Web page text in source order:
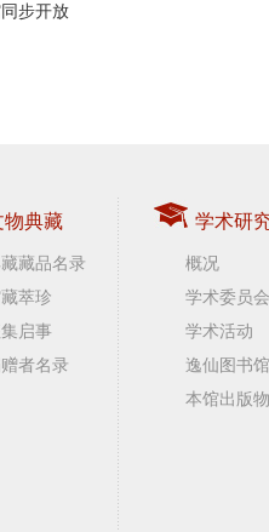
步开放
物典藏
藏品名录
萃珍
启事
者名录
学术研
概况
学术委员会
学术活动
逸仙图书馆
本馆出版物